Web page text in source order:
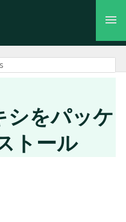
シをパッケ
トール